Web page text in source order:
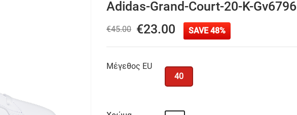
Adidas-Grand-Court-20-K-Gv6796
€45.00 €23.00 SAVE 48%
Μέγεθος EU
40